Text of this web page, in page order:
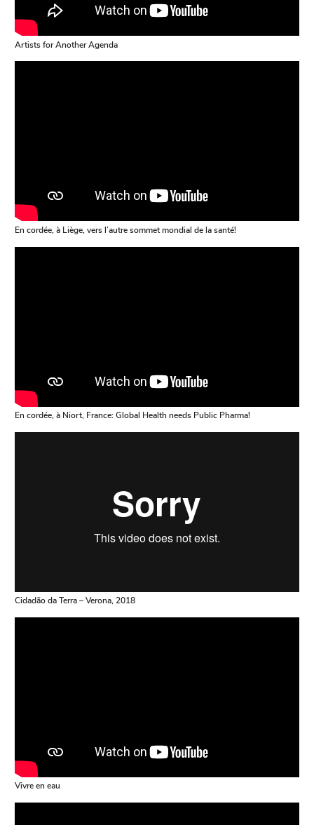
Artists for Another Agenda
En cordée, à Liège, vers l’autre sommet mondial de la santé!
En cordée, à Niort, France: Global Health needs Public Pharma!
Cidadão da Terra – Verona, 2018
Vivre en eau